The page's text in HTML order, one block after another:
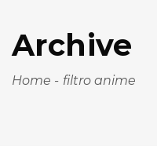
Archive
Home - filtro anime